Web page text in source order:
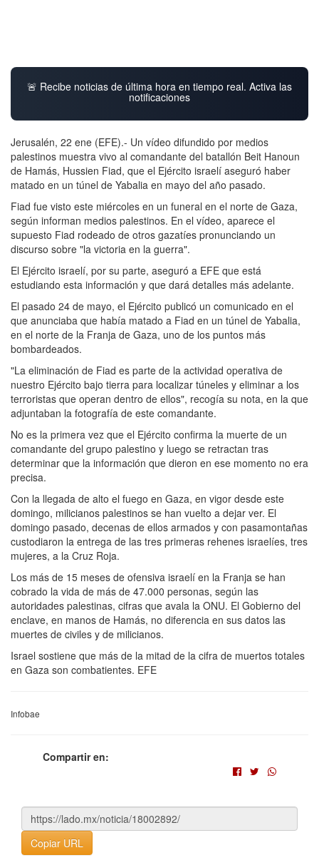
🚨 Recibe noticias de última hora en tiempo real. Activa las
notificaciones
Jerusalén, 22 ene (EFE).- Un vídeo difundido por medios
palestinos muestra vivo al comandante del batallón Beit Hanoun
de Hamás, Hussien Fiad, que el Ejército israelí aseguró haber
matado en un túnel de Yabalia en mayo del año pasado.
Fiad fue visto este miércoles en un funeral en el norte de Gaza,
según informan medios palestinos. En el vídeo, aparece el
supuesto Fiad rodeado de otros gazatíes pronunciando un
discurso sobre "la victoria en la guerra".
El Ejército israelí, por su parte, aseguró a EFE que está
estudiando esta información y que dará detalles más adelante.
El pasado 24 de mayo, el Ejército publicó un comunicado en el
que anunciaba que había matado a Fiad en un túnel de Yabalia,
en el norte de la Franja de Gaza, uno de los puntos más
bombardeados.
"La eliminación de Fiad es parte de la actividad operativa de
nuestro Ejército bajo tierra para localizar túneles y eliminar a los
terroristas que operan dentro de ellos", recogía su nota, en la que
adjuntaban la fotografía de este comandante.
No es la primera vez que el Ejército confirma la muerte de un
comandante del grupo palestino y luego se retractan tras
determinar que la información que dieron en ese momento no era
precisa.
Con la llegada de alto el fuego en Gaza, en vigor desde este
domingo, milicianos palestinos se han vuelto a dejar ver. El
domingo pasado, decenas de ellos armados y con pasamontañas
custodiaron la entrega de las tres primeras rehenes israelíes, tres
mujeres, a la Cruz Roja.
Los más de 15 meses de ofensiva israelí en la Franja se han
cobrado la vida de más de 47.000 personas, según las
autoridades palestinas, cifras que avala la ONU. El Gobierno del
enclave, en manos de Hamás, no diferencia en sus datos las
muertes de civiles y de milicianos.
Israel sostiene que más de la mitad de la cifra de muertos totales
en Gaza son combatientes. EFE
Infobae
Compartir en:
Copiar URL